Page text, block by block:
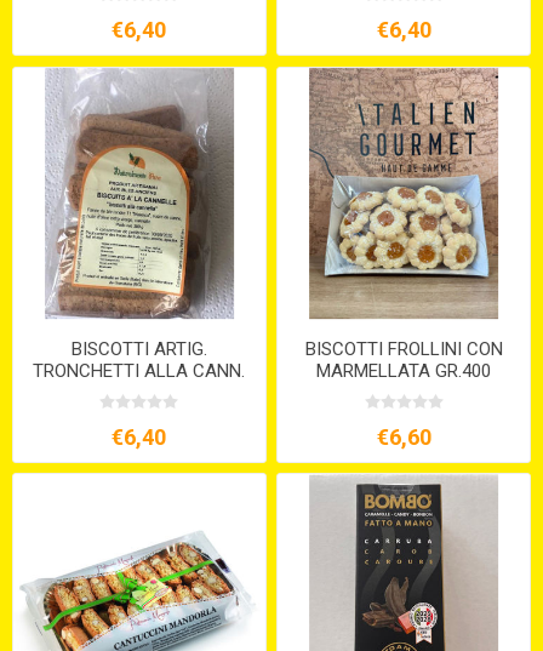
€6,40 €6,40
BISCOTTI ARTIG.
TRONCHETTI ALLA CANN.
BIO GR.300 VEGANI
€6,40
BISCOTTI FROLLINI CON
MARMELLATA GR.400
€6,60